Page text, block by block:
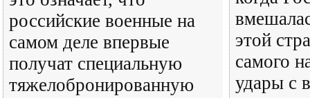
российские военные на
самом деле впервые
получат специальную
тяжелобронированную
этой
самого
удары с